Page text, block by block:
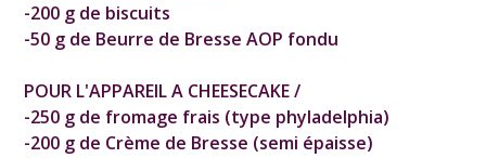
-200 g de biscuits
-50 g de Beurre de Bresse AOP fondu
POUR L'APPAREIL A CHEESECAKE /
-250 g de fromage frais (type phyladelphia)
-200 g de Crème de Bresse (semi épaisse)